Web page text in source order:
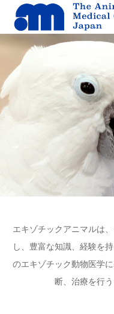
エキゾチックアニマルは
し、豊富な知識、経験を
のエキゾチック動物医学
断、治療を行
Home
about us